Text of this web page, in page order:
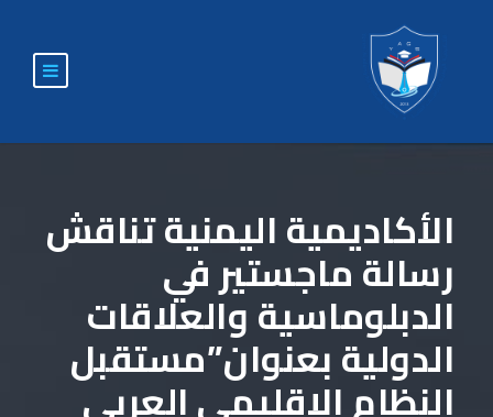
الأكاديمية اليمنية تناقش
رسالة ماجستير في
الدبلوماسية والعلاقات
الدولية بعنوان”مستقبل
النظام الإقليمي العربي